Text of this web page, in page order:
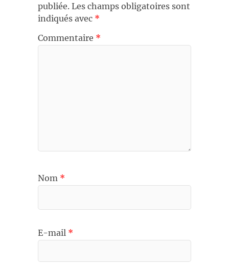
publiée. Les champs obligatoires sont
indiqués avec *
Commentaire *
Nom *
E-mail *